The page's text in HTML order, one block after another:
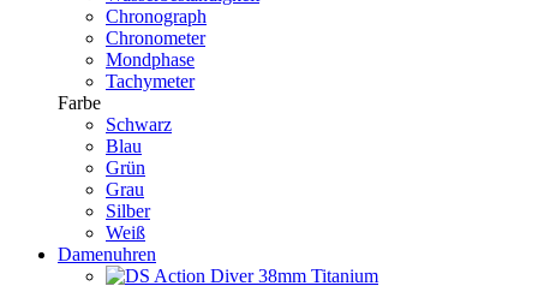
Chronograph
Chronometer
Mondphase
Tachymeter
Farbe
Schwarz
Blau
Grün
Grau
Silber
Weiß
Damenuhren